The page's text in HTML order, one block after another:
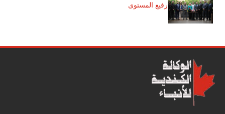
رفيع المستوى